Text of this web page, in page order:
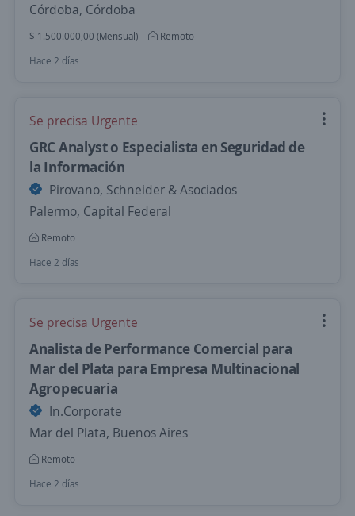
Córdoba, Córdoba
$ 1.500.000,00 (Mensual)
Remoto
Hace 2 días
Se precisa Urgente
GRC Analyst o Especialista en Seguridad de
la Información
Pirovano, Schneider & Asociados
Palermo, Capital Federal
Remoto
Hace 2 días
Se precisa Urgente
Analista de Performance Comercial para
Mar del Plata para Empresa Multinacional
Agropecuaria
In.Corporate
Mar del Plata, Buenos Aires
Remoto
Hace 2 días